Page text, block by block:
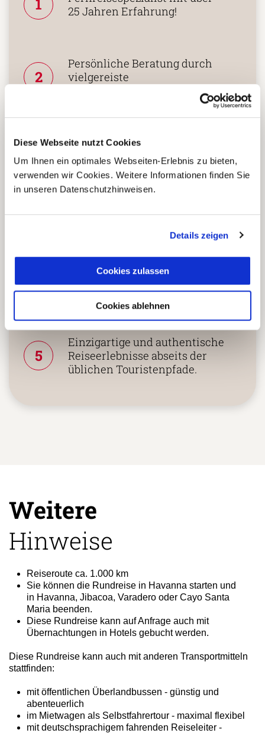
Diese Webseite nutzt Cookies
Um Ihnen ein optimales Webseiten-Erlebnis zu bieten,
verwenden wir Cookies. Weitere Informationen finden Sie
in unseren Datenschutzhinweisen.
Details zeigen
Cookies zulassen
Cookies ablehnen
1
25 Jahren Erfahrung!
2
Persönliche Beratung durch
vielgereiste
3
Mehrfach mit
Tourismuspreisen
ausgezeichnet und als
nachhaltiges Unternehmen
zertifiziert.
Agenturen oder langjährigen
lokalen Partnern.
5
Einzigartige und authentische
Reiseerlebnisse abseits der
üblichen Touristenpfade.
Weitere
Hinweise
Reiseroute ca. 1.000 km
Sie können die Rundreise in Havanna starten und
in Havanna, Jibacoa, Varadero oder Cayo Santa
Maria beenden.
Diese Rundreise kann auf Anfrage auch mit
Übernachtungen in Hotels gebucht werden.
Diese Rundreise kann auch mit anderen Transportmitteln
stattfinden:
mit öffentlichen Überlandbussen - günstig und
abenteuerlich
im Mietwagen als Selbstfahrertour - maximal flexibel
mit deutschsprachigem fahrenden Reiseleiter -